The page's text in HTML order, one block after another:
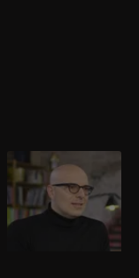
Andrea Favaretto |
Esperto di
comunicazione
Alla scoperta dell'esperto
di comunicazione di
Matrimonio A Prima